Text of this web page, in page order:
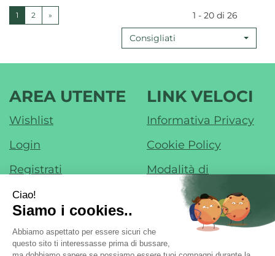
ADESIVE
10X30
SOFT
PRONTEX AL
CARRELLO
AD
1 2 » 1 - 20 di 26
Consigliati
AREA UTENTE
Wishlist
Login
Registrati
Contatti
Iscrizione alla
Newsletter
LINK VELOCI
Informativa Privacy
Cookie Policy
Modalità di
Pagamento
Modalità di
Spedizione e Ritiro